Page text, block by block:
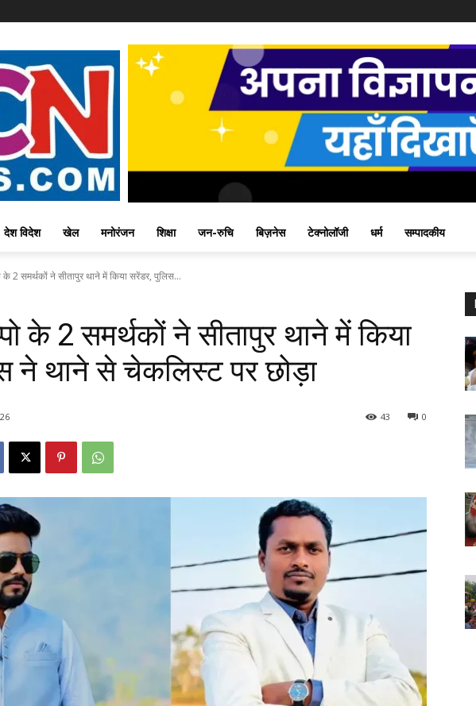
देश विदेश खेल मनोरंजन शिक्षा जन-रुचि बिज़नेस टेक्नोलॉजी धर्म सम्पादकीय
के 2 समर्थकों ने सीतापुर थाने में किया सरेंडर, पुलिस...
के 2 समर्थकों ने सीतापुर थाने में किया
ने थाने से चेकलिस्ट पर छोड़ा
0
43